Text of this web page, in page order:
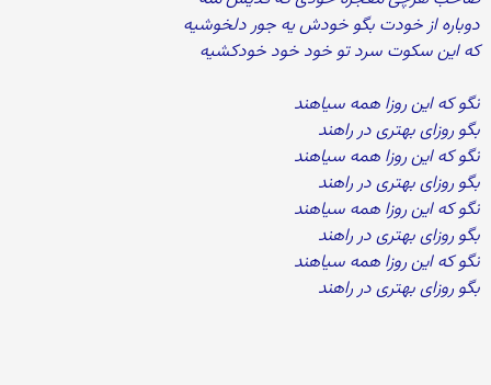
دوباره از خودت بگو خودش یه جور دلخوشیه
که این سکوت سرد تو خود خود خودکشیه
نگو که این روزا همه سیاهند
بگو روزای بهتری در راهند
نگو که این روزا همه سیاهند
بگو روزای بهتری در راهند
نگو که این روزا همه سیاهند
بگو روزای بهتری در راهند
نگو که این روزا همه سیاهند
بگو روزای بهتری در راهند